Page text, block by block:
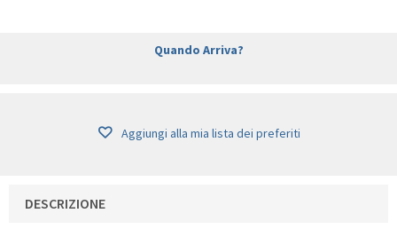
Quando Arriva?
Aggiungi alla mia lista dei preferiti
DESCRIZIONE